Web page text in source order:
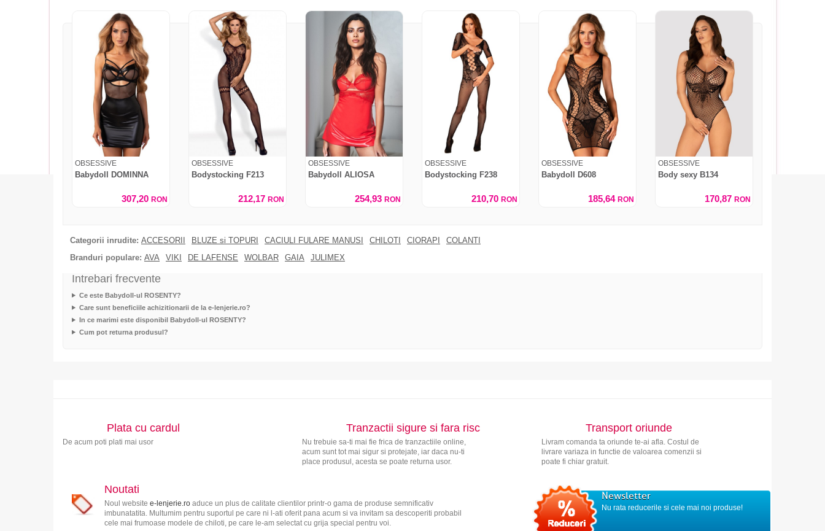
OBSESSIVE
Babydoll DOMINNA
307,20 RON
OBSESSIVE
Bodystocking F213
212,17 RON
OBSESSIVE
Babydoll ALIOSA
254,93 RON
OBSESSIVE
Bodystocking F238
210,70 RON
OBSESSIVE
Babydoll D608
185,64 RON
OBSESSIVE
Body sexy B134
170,87 RON
Categorii inrudite: ACCESORII BLUZE si TOPURI CACIULI FULARE MANUSI CHILOTI CIORAPI
COLANTI
Branduri populare: AVA VIKI DE LAFENSE WOLBAR GAIA JULIMEX
Intrebari frecvente
Ce este Babydoll-ul ROSENTY?
Care sunt beneficiile achizitionarii de la e-lenjerie.ro?
In ce marimi este disponibil Babydoll-ul ROSENTY?
Cum pot returna produsul?
Plata cu cardul
De acum poti plati mai usor
Tranzactii sigure si fara risc
Nu trebuie sa-ti mai fie frica de tranzactiile online,
acum sunt tot mai sigur si protejate, iar daca nu-ti
place produsul, acesta se poate returna usor.
Transport oriunde
Livram comanda ta oriunde te-ai afla. Costul de
livrare variaza in functie de valoarea comenzii si
poate fi chiar gratuit.
Noutati
Noul website e-lenjerie.roaduce un plus de calitate clientilor printr-o gama de produse semnificativ
imbunatatita. Multumim pentru suportul pe care ni l-ati oferit pana acum si va invitam sa descoperiti probabil
cele mai frumoase modele de chiloti, pe care le-am selectat cu grija special pentru voi.
Newsletter
Nu rata reducerile si cele mai noi produse!